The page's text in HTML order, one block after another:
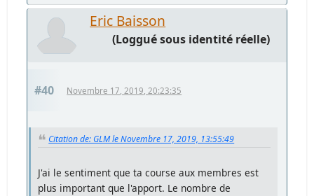
Eric Baisson
(Loggué sous identité réelle)
#40 Novembre 17, 2019, 20:23:35
Citation de: GLM le Novembre 17, 2019, 13:55:49
J'ai le sentiment que ta course aux membres est
plus important que l'apport. Le nombre de